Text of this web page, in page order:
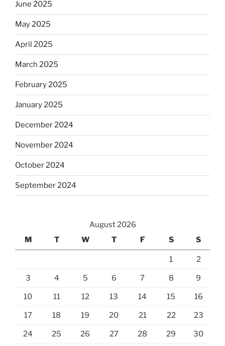
June 2025
May 2025
April 2025
March 2025
February 2025
January 2025
December 2024
November 2024
October 2024
September 2024
August 2026
M
T W T F S S
1 2
3 4 5 6 7 8 9
10 11 12 13 14 15 16
17 18 19 20 21 22 23
24 25 26 27 28 29 30